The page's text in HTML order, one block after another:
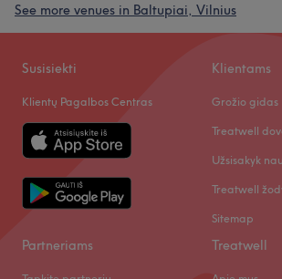
See more venues in Baltupiai, Vilnius
Susisiekti
Klientų Pagalbos Centras
Klientams
Grožio gidas
Treatwell
Užsisakyk
Treatwell
Sitemap
Partneriams Treatwell